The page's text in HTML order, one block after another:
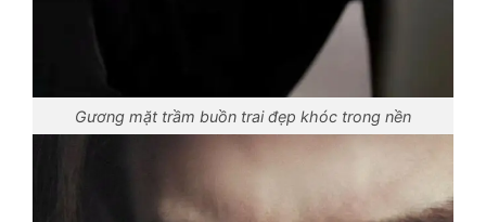
Gương mặt trầm buồn trai đẹp khóc trong nền